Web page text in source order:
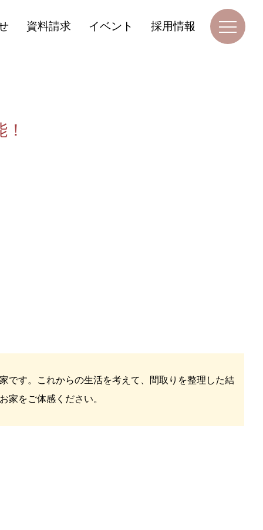
資料請求 イベント 採用情報
です。これからの生活を考えて、間取りを整理した結
家をご体感ください。